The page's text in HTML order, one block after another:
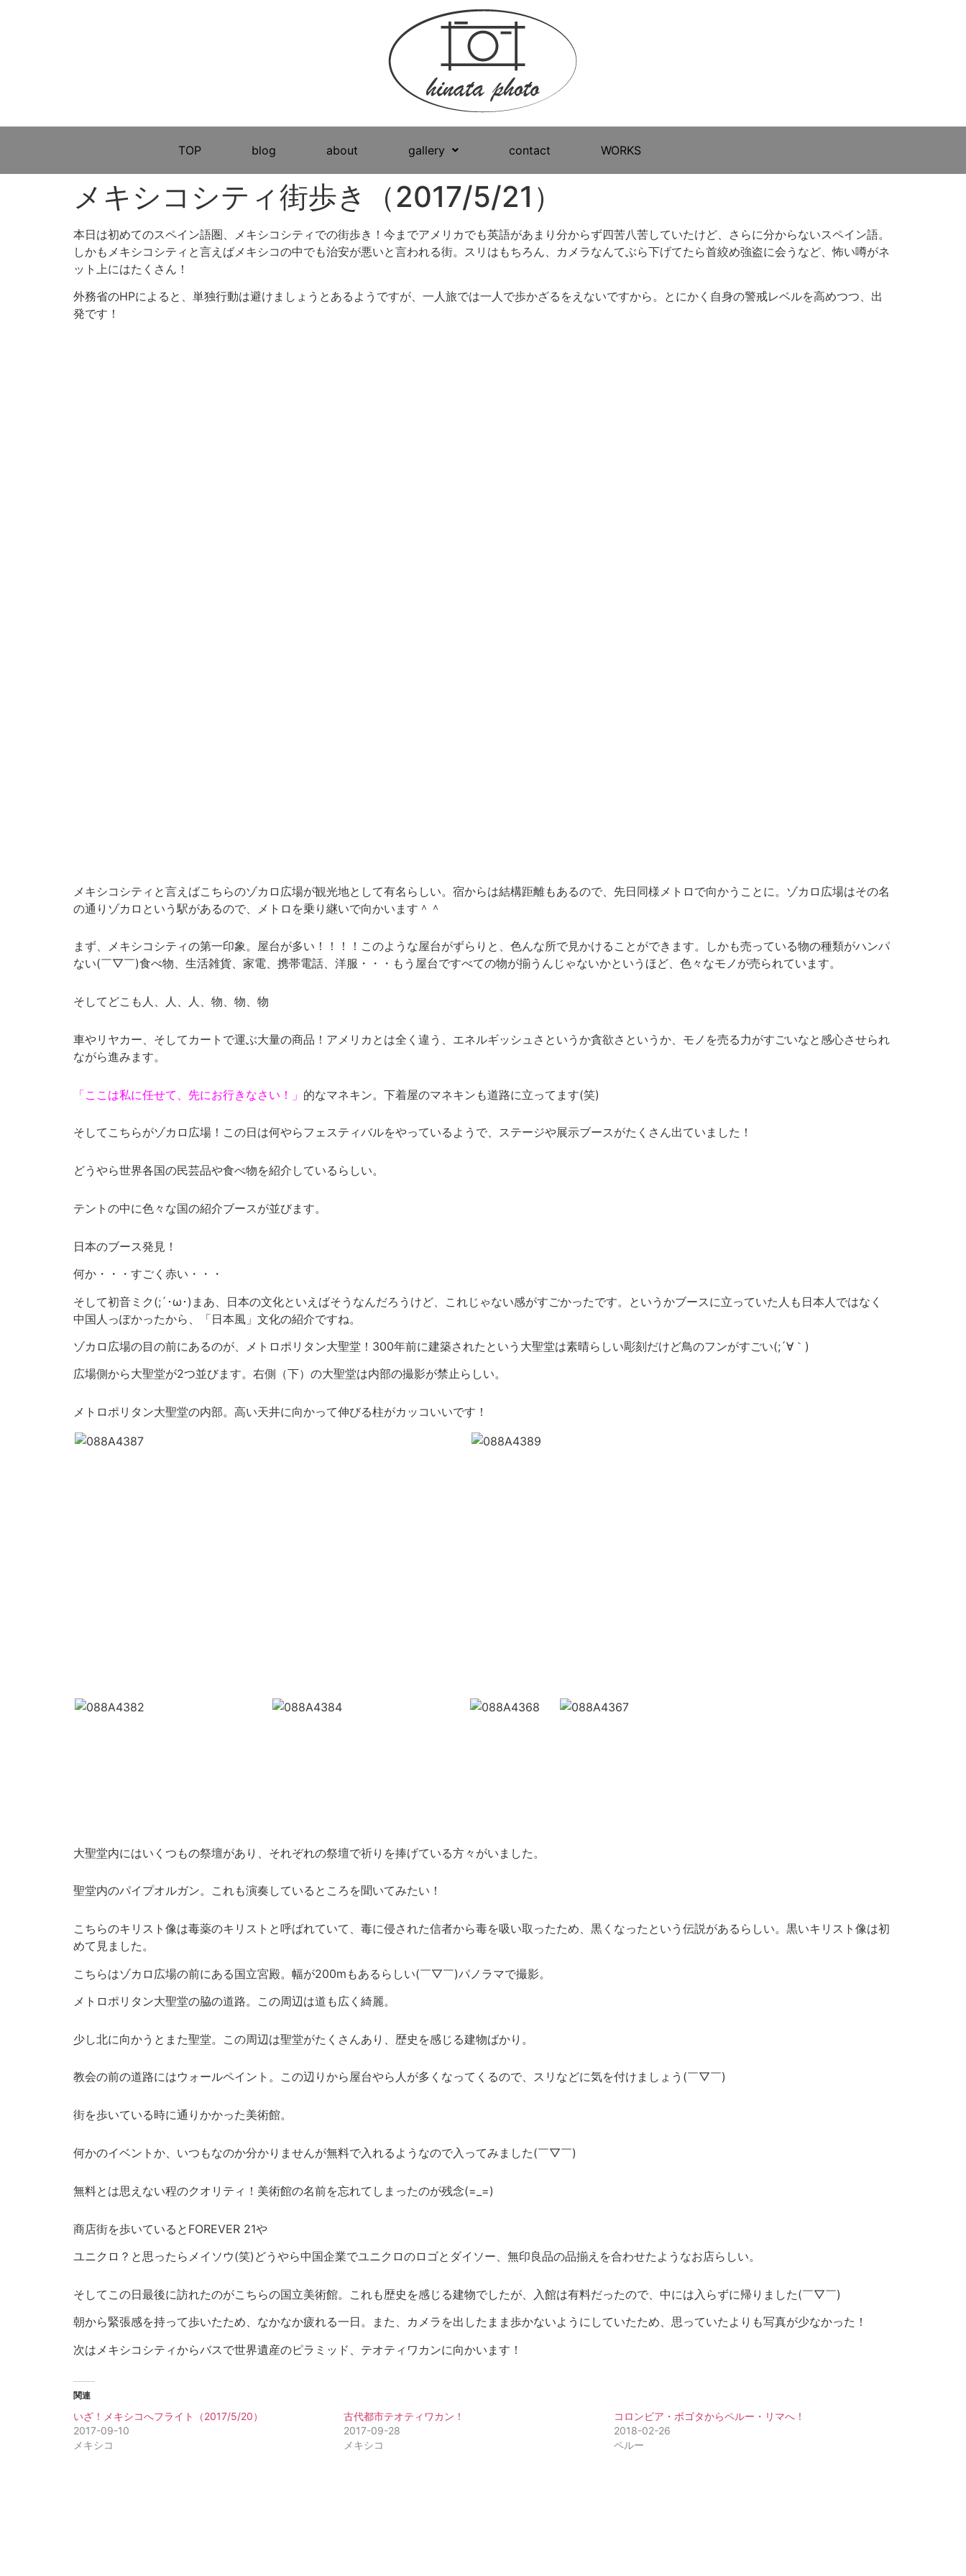
TOP blog about gallery contact WORKS
メキシコシティ街歩き（2017/5/21）
本日は初めてのスペイン語圏、メキシコシティでの街歩き！今までアメリカでも英語があまり分からず四苦八苦していたけど、さらに分からないスペイン語。
しかもメキシコシティと言えばメキシコの中でも治安が悪いと言われる街。スリはもちろん、カメラなんてぶら下げてたら首絞め強盗に会うなど、怖い噂がネ
ット上にはたくさん！
外務省のHPによると、単独行動は避けましょうとあるようですが、一人旅では一人で歩かざるをえないですから。とにかく自身の警戒レベルを高めつつ、出
発です！
メキシコシティと言えばこちらのゾカロ広場が観光地として有名らしい。宿からは結構距離もあるので、先日同様メトロで向かうことに。ゾカロ広場はその名
の通りゾカロという駅があるので、メトロを乗り継いで向かいます＾＾
まず、メキシコシティの第一印象。屋台が多い！！！！このような屋台がずらりと、色んな所で見かけることができます。しかも売っている物の種類がハンパ
ない(￣▽￣)食べ物、生活雑貨、家電、携帯電話、洋服・・・もう屋台ですべての物が揃うんじゃないかというほど、色々なモノが売られています。
そしてどこも人、人、人、物、物、物
車やリヤカー、そしてカートで運ぶ大量の商品！アメリカとは全く違う、エネルギッシュさというか貪欲さというか、モノを売る力がすごいなと感心させられ
ながら進みます。
「ここは私に任せて、先にお行きなさい！」 的なマネキン。下着屋のマネキンも道路に立ってます(笑)
そしてこちらがゾカロ広場！この日は何やらフェスティバルをやっているようで、ステージや展示ブースがたくさん出ていました！
どうやら世界各国の民芸品や食べ物を紹介しているらしい。
テントの中に色々な国の紹介ブースが並びます。
日本のブース発見！
何か・・・すごく赤い・・・
そして初音ミク(;´･ω･)まあ、日本の文化といえばそうなんだろうけど、これじゃない感がすごかったです。というかブースに立っていた人も日本人ではなく
中国人っぽかったから、「日本風」文化の紹介ですね。
ゾカロ広場の目の前にあるのが、メトロポリタン大聖堂！300年前に建築されたという大聖堂は素晴らしい彫刻だけど鳥のフンがすごい(;´∀｀)
広場側から大聖堂が2つ並びます。右側（下）の大聖堂は内部の撮影が禁止らしい。
メトロポリタン大聖堂の内部。高い天井に向かって伸びる柱がカッコいいです！
大聖堂内にはいくつもの祭壇があり、それぞれの祭壇で祈りを捧げている方々がいました。
聖堂内のパイプオルガン。これも演奏しているところを聞いてみたい！
こちらのキリスト像は毒薬のキリストと呼ばれていて、毒に侵された信者から毒を吸い取ったため、黒くなったという伝説があるらしい。黒いキリスト像は初
めて見ました。
こちらはゾカロ広場の前にある国立宮殿。幅が200mもあるらしい(￣▽￣)パノラマで撮影。
メトロポリタン大聖堂の脇の道路。この周辺は道も広く綺麗。
少し北に向かうとまた聖堂。この周辺は聖堂がたくさんあり、歴史を感じる建物ばかり。
教会の前の道路にはウォールペイント。この辺りから屋台やら人が多くなってくるので、スリなどに気を付けましょう(￣▽￣)
街を歩いている時に通りかかった美術館。
何かのイベントか、いつもなのか分かりませんが無料で入れるようなので入ってみました(￣▽￣)
無料とは思えない程のクオリティ！美術館の名前を忘れてしまったのが残念(=_=)
商店街を歩いているとFOREVER 21や
ユニクロ？と思ったらメイソウ(笑)どうやら中国企業でユニクロのロゴとダイソー、無印良品の品揃えを合わせたようなお店らしい。
そしてこの日最後に訪れたのがこちらの国立美術館。これも歴史を感じる建物でしたが、入館は有料だったので、中には入らずに帰りました(￣▽￣)
朝から緊張感を持って歩いたため、なかなか疲れる一日。また、カメラを出したまま歩かないようにしていたため、思っていたよりも写真が少なかった！
次はメキシコシティからバスで世界遺産のピラミッド、テオティワカンに向かいます！
関連
いざ！メキシコへフライト（2017/5/20）
2017-09-10
メキシコ
古代都市テオティワカン！
2017-09-28
メキシコ
コロンビア・ボゴタからペルー・リマへ！
2018-02-26
ペルー